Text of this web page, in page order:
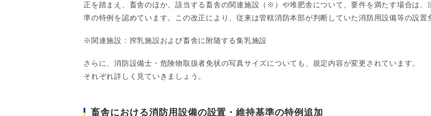
正を踏まえ、畜舎のほか、該当する畜舎の関連施設（※）や堆肥舎について、要件を満たす場合は、
準の特例を認めています。この改正により、従来は管轄消防本部が判断していた消防用設備等の設置
※関連施設：搾乳施設および畜舎に附随する集乳施設
さらに、消防設備士・危険物取扱者免状の写真サイズについても、規定内容が変更されています。
それぞれ詳しく見ていきましょう。
畜舎における消防用設備の設置・維持基準の特例追加